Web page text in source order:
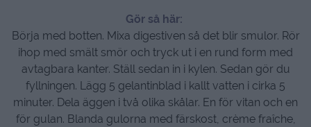
Gör så här:
Börja med botten. Mixa digestiven så det blir smulor. Rör
ihop med smält smör och tryck ut i en rund form med
avtagbara kanter. Ställ sedan in i kylen. Sedan gör du
fyllningen. Lägg 5 gelantinblad i kallt vatten i cirka 5
minuter. Dela äggen i två olika skålar. En för vitan och en
för gulan. Blanda gulorna med färskost, crème fraîche,